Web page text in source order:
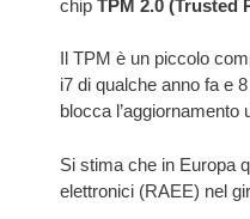
chip TPM 2.0 (Trusted
Il TPM è un piccolo
i7 di qualche anno fa e
blocca l’aggiornamento
Si stima che in Europa
elettronici (RAEE) nel